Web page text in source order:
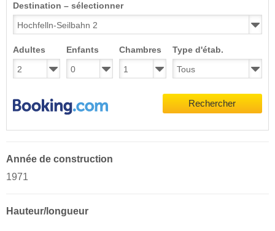
Destination – sélectionner
Adultes Enfants Chambres Type d'étab.
Rechercher
Année de construction
1971
Hauteur/longueur